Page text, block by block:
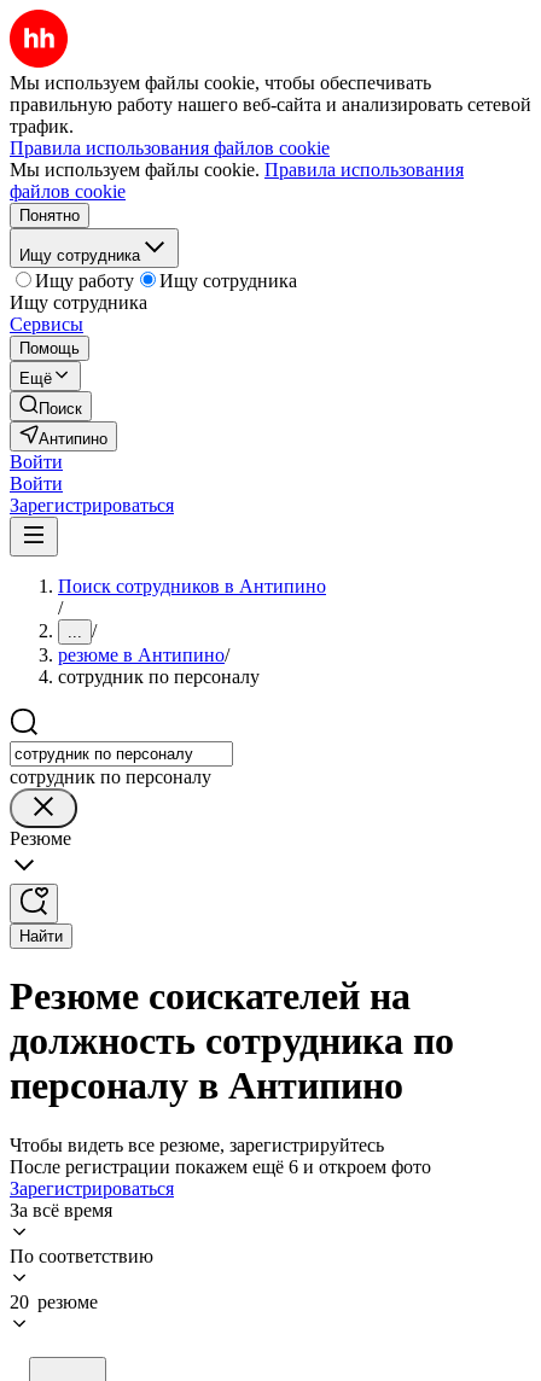
Мы используем файлы cookie, чтобы обеспечивать
правильную работу нашего веб-сайта и анализировать сетевой
трафик.
Правила использования файлов cookie
Мы используем файлы cookie. Правила использования
файлов cookie
Понятно
Ищу сотрудника
Ищу работу
Ищу сотрудника
Ищу сотрудника
Сервисы
Помощь
Ещё
Поиск
Антипино
Войти
Войти
Зарегистрироваться
Поиск сотрудников в Антипино
/
... /
резюме в Антипино/
сотрудник по персоналу
сотрудник по персоналу
Резюме
Найти
Резюме соискателей на
должность сотрудника по
персоналу в Антипино
Чтобы видеть все резюме, зарегистрируйтесь
После регистрации покажем ещё 6 и откроем фото
Зарегистрироваться
За всё время
По соответствию
20 резюме